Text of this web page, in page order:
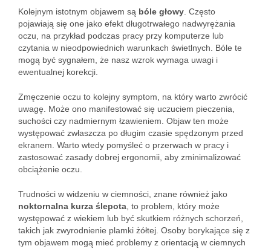
Kolejnym istotnym objawem są bóle głowy . Często
pojawiają się one jako efekt długotrwałego nadwyrężania
oczu, na przykład podczas pracy przy komputerze lub
czytania w nieodpowiednich warunkach świetlnych. Bóle te
mogą być sygnałem, że nasz wzrok wymaga uwagi i
ewentualnej korekcji.
Zmęczenie oczu to kolejny symptom, na który warto zwrócić
uwagę. Może ono manifestować się uczuciem pieczenia,
suchości czy nadmiernym łzawieniem. Objaw ten może
występować zwłaszcza po długim czasie spędzonym przed
ekranem. Warto wtedy pomyśleć o przerwach w pracy i
zastosować zasady dobrej ergonomii, aby zminimalizować
obciążenie oczu.
Trudności w widzeniu w ciemności, znane również jako
noktornalna kurza ślepota , to problem, który może
występować z wiekiem lub być skutkiem różnych schorzeń,
takich jak zwyrodnienie plamki żółtej. Osoby borykające się z
tym objawem mogą mieć problemy z orientacją w ciemnych